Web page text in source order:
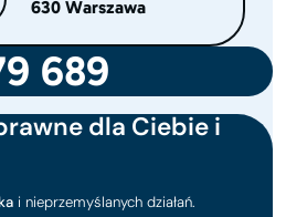
630 Warszawa
689
dla Ciebie i
i nieprzemyślanych działań.